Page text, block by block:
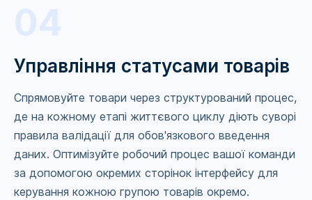
04
Управління статусами товарів
Спрямовуйте товари через структурований процес,
де на кожному етапі життєвого циклу діють суворі
правила валідації для обов'язкового введення
даних. Оптимізуйте робочий процес вашої команди
за допомогою окремих сторінок інтерфейсу для
керування кожною групою товарів окремо.